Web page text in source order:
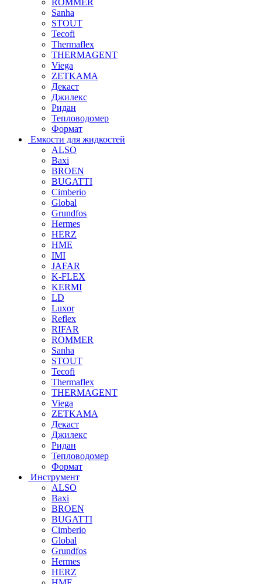
Sanha
STOUT
Tecofi
Thermaflex
THERMAGENT
Viega
ZETKAMA
Декаст
Джилекс
Ридан
Тепловодомер
Формат
Емкости для жидкостей
ALSO
Baxi
BROEN
BUGATTI
Cimberio
Global
Grundfos
Hermes
HERZ
HME
IMI
JAFAR
K-FLEX
KERMI
LD
Luxor
Reflex
RIFAR
ROMMER
Sanha
STOUT
Tecofi
Thermaflex
THERMAGENT
Viega
ZETKAMA
Декаст
Джилекс
Ридан
Тепловодомер
Формат
Инструмент
ALSO
Baxi
BROEN
BUGATTI
Cimberio
Global
Grundfos
Hermes
HERZ